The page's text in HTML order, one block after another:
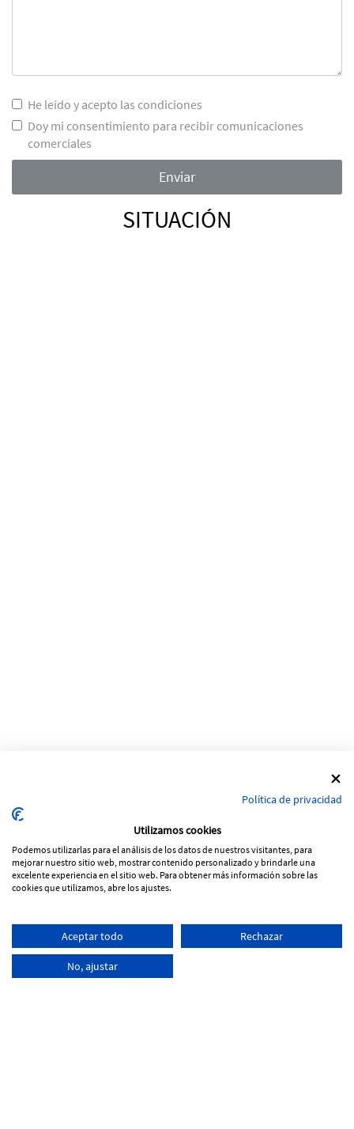
He leído y acepto las condiciones
Doy mi consentimiento para recibir comunicaciones
comerciales
SITUACIÓN
Carrer de la Riera 74
43480 Vila-seca (TARRAGONA)
info@vilagest.es
×
Política de privacidad
Utilizamos cookies
Podemos utilizarlas para el análisis de los datos de nuestros visitantes, para
mejorar nuestro sitio web, mostrar contenido personalizado y brindarle una
excelente experiencia en el sitio web. Para obtener más información sobre las
cookies que utilizamos, abre los ajustes.
Aceptar todo Rechazar
No, ajustar